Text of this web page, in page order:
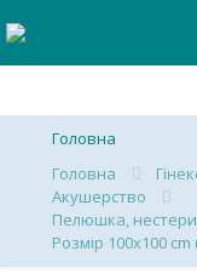
Головна
Головна
Акушерство
Пелюшка,
Розмір 100х100 cm